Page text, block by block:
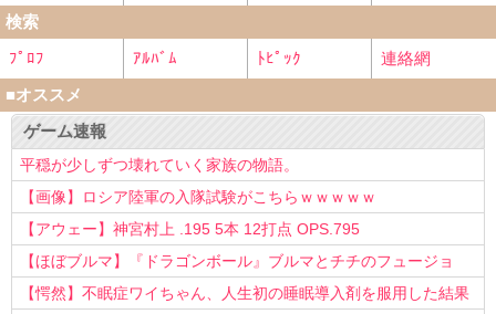
検索
ﾌﾟﾛﾌ
ｱﾙﾊﾞﾑ ﾄﾋﾟｯｸ
連絡網
■オススメ
ゲーム速報
平穏が少しずつ壊れていく家族の物語。
【画像】ロシア陸軍の入隊試験がこちらｗｗｗｗｗ
【アウェー】神宮村上 .195 5本 12打点 OPS.795
【ほぼブルマ】『ドラゴンボール』ブルマとチチのフュージョ
ン、クッソ可愛すぎるwwwwwww
【愕然】不眠症ワイちゃん、人生初の睡眠導入剤を服用した結果